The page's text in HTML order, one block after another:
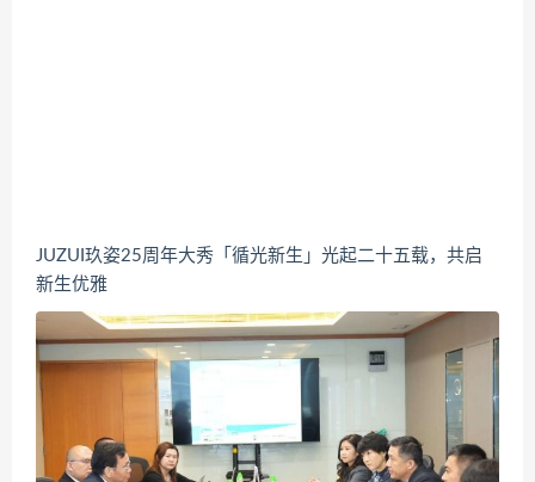
JUZUI玖姿25周年大秀「循光新生」光起二十五载，共启
新生优雅